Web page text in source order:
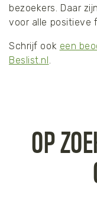
bezoekers. Daar
voor alle positieve
Schrijf ook een
Beslist.nl
OP